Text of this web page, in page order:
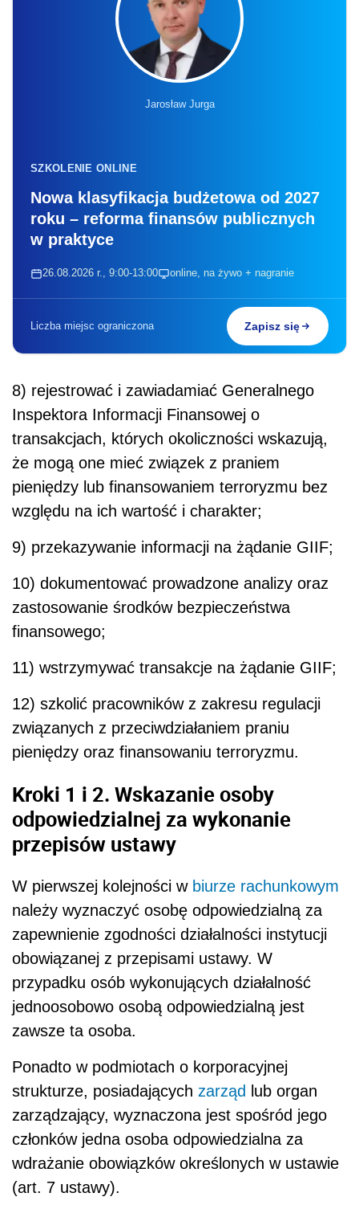
Jarosław Jurga
SZKOLENIE ONLINE
Nowa klasyfikacja budżetowa od 2027
roku – reforma finansów publicznych
w praktyce
26.08.2026 r., 9:00-13:00 online, na żywo + nagranie
Liczba miejsc ograniczona Zapisz się
8) rejestrować i zawiadamiać Generalnego
Inspektora Informacji Finansowej o
transakcjach, których okoliczności wskazują,
że mogą one mieć związek z praniem
pieniędzy lub finansowaniem terroryzmu bez
względu na ich wartość i charakter;
9) przekazywanie informacji na żądanie GIIF;
10) dokumentować prowadzone analizy oraz
zastosowanie środków bezpieczeństwa
finansowego;
11) wstrzymywać transakcje na żądanie GIIF;
12) szkolić pracowników z zakresu regulacji
związanych z przeciwdziałaniem praniu
pieniędzy oraz finansowaniu terroryzmu.
Kroki 1 i 2. Wskazanie osoby
odpowiedzialnej za wykonanie
przepisów ustawy
W pierwszej kolejności w biurze rachunkowym
należy wyznaczyć osobę odpowiedzialną za
zapewnienie zgodności działalności instytucji
obowiązanej z przepisami ustawy. W
przypadku osób wykonujących działalność
jednoosobowo osobą odpowiedzialną jest
zawsze ta osoba.
Ponadto w podmiotach o korporacyjnej
strukturze, posiadających zarząd lub organ
zarządzający, wyznaczona jest spośród jego
członków jedna osoba odpowiedzialna za
wdrażanie obowiązków określonych w ustawie
(art. 7 ustawy).